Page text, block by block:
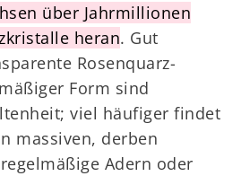
über Jahrmillionen
heran. Gut
Rosenquarz-
Form sind
viel häufiger findet
massiven, derben
Adern oder